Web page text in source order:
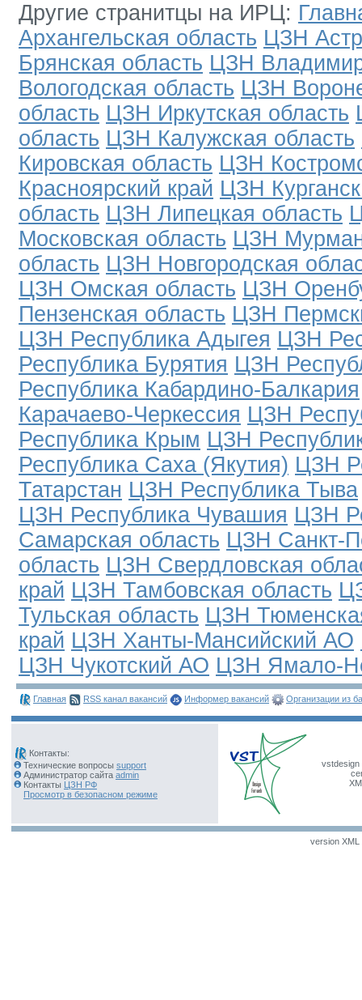
Другие странитцы на ИРЦ:
Архангельская область ЦЗН
Брянская область ЦЗН
Вологодская область ЦЗН
область ЦЗН Иркутская область
область ЦЗН Калужская область
Кировская область ЦЗН
Красноярский край ЦЗН
область ЦЗН Липецкая область
Московская область ЦЗН
область ЦЗН Новгородская
ЦЗН Омская область ЦЗН
Пензенская область ЦЗН
ЦЗН Республика Адыгея ЦЗН
Республика Бурятия ЦЗН
Республика Кабардино-Балкария
Карачаево-Черкессия ЦЗН
Республика Крым ЦЗН
Республика Саха (Якутия) ЦЗН
Татарстан ЦЗН Республика Тыва
ЦЗН Республика Чувашия ЦЗН
Самарская область ЦЗН Санкт-
область ЦЗН Свердловская
край ЦЗН Тамбовская область
Тульская область ЦЗН
край ЦЗН Ханты-Мансийский АО
ЦЗН Чукотский АО ЦЗН Ямало-
Главная RSS канал вакансий Информер вакансий Организации из
Контакты:
Технические вопросы support
Администратор сайта admin
Контакты ЦЗН РФ
Просмотр в безопасном режиме
vstdesign
version